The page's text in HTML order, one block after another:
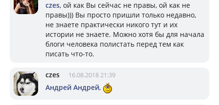
czes, ой как Вы сейчас не правы, ой как не
правы))) Вы просто пришли только недавно,
не знаете практически никого тут и их
истории не знаете. Можно хотя бы для начала
блоги человека полистать перед тем как
писать что-то.
czes 16.08.2018 21:39
Андрей Андрей,